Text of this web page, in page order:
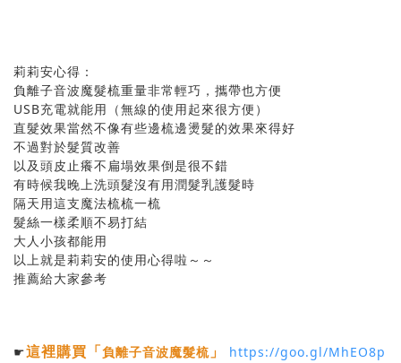
莉莉安心得：
負離子音波魔髮梳重量非常輕巧，攜帶也方便
USB充電就能用（無線的使用起來很方便）
直髮效果當然不像有些邊梳邊燙髮的效果來得好
不過對於髮質改善
以及頭皮止癢不扁塌效果倒是很不錯
有時候我晚上洗頭髮沒有用潤髮乳護髮時
隔天用這支魔法梳梳一梳
髮絲一樣柔順不易打結
大人小孩都能用
以上就是莉莉安的使用心得啦～～
推薦給大家參考
☛這裡購買 「負離子音波魔髮梳 」 https://goo.gl/MhEO8p